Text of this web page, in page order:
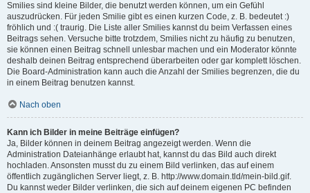
Smilies sind kleine Bilder, die benutzt werden können, um ein Gefühl
auszudrücken. Für jeden Smilie gibt es einen kurzen Code, z. B. bedeutet :)
fröhlich und :( traurig. Die Liste aller Smilies kannst du beim Verfassen eines
Beitrags sehen. Versuche bitte trotzdem, Smilies nicht zu häufig zu benutzen,
sie können einen Beitrag schnell unlesbar machen und ein Moderator könnte
deshalb deinen Beitrag entsprechend überarbeiten oder gar komplett löschen.
Die Board-Administration kann auch die Anzahl der Smilies begrenzen, die du
in einem Beitrag benutzen kannst.
Nach oben
Kann ich Bilder in meine Beiträge einfügen?
Ja, Bilder können in deinem Beitrag angezeigt werden. Wenn die
Administration Dateianhänge erlaubt hat, kannst du das Bild auch direkt
hochladen. Ansonsten musst du zu einem Bild verlinken, das auf einem
öffentlich zugänglichen Server liegt, z. B. http://www.domain.tld/mein-bild.gif.
Du kannst weder Bilder verlinken, die sich auf deinem eigenen PC befinden